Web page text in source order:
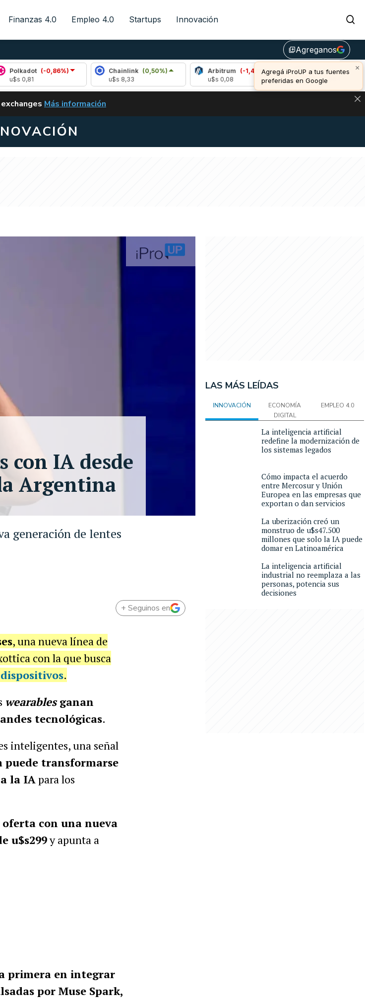
Finanzas 4.0 Empleo 4.0 Startups Innovación
library_addAgreganos
×
Agregá iProUP a tus fuentes
preferidas en Google
(-0,86%)
Chainlink (0,50%)
Arbitrum (-1,43%)
Bitcoin
(-0,11%)
u$s 64.864,00
CLARITY ACT EN ARGENTINA: IMPACTO EN BITCOIN, DÓLAR CRIPTO Y EXCHANGES
Más información
generación de lentes
con IA desde
Argentina
+ Seguinos en
, una nueva línea de
con la que busca
.
wearables ganan
tecnológicas.
inteligentes, una señal
puede transformarse
la IApara los
con una nueva
u$s299y apunta a
primera en integrar
por Muse Spark,
LAS MÁS LEÍDAS
INNOVACIÓN
ECONOMÍA
DIGITAL
EMPLEO 4.0
La inteligencia artificial
redefine la modernización de
los sistemas legados
Cómo impacta el acuerdo
entre Mercosur y Unión
Europea en las empresas que
exportan o dan servicios
La uberización creó un
monstruo de u$s47.500
millones que solo la IA puede
domar en Latinoamérica
La inteligencia artificial
industrial no reemplaza a las
personas, potencia sus
decisiones